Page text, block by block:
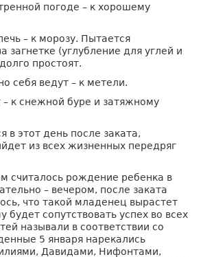
погоде – к хорошему
– к морозу. Пытается
загнетке (углубление для углей и
простоят.
себя ведут – к метели.
к снежной буре и затяжному
в этот день после заката,
из всех жизненных передряг
считалось рождение ребенка в
– вечером, после заката
что такой младенец вырастет
будет сопутствовать успех во всех
называли в соответствии со
5 января нарекались
Давидами, Нифонтами,